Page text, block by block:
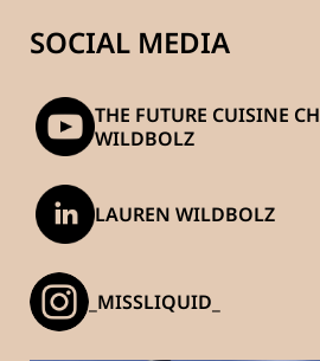
SOCIAL MEDIA
THE FUTURE CUISINE
WILDBOLZ
LAUREN WILDBOLZ
_MISSLIQUID_